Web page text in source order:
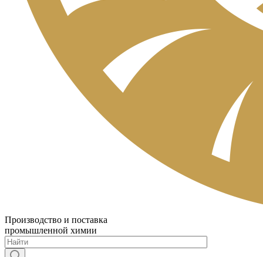
Производство и поставка
промышленной химии